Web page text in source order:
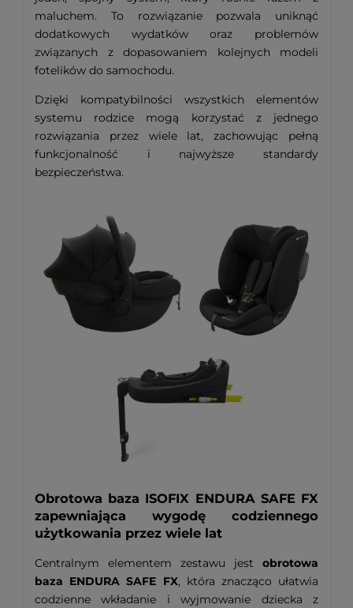
maluchem. To rozwiązanie pozwala uniknąć
dodatkowych wydatków oraz problemów
związanych z dopasowaniem kolejnych modeli
fotelików do samochodu.
Dzięki kompatybilności wszystkich elementów
systemu rodzice mogą korzystać z jednego
rozwiązania przez wiele lat, zachowując pełną
funkcjonalność i najwyższe standardy
bezpieczeństwa.
Obrotowa baza ISOFIX ENDURA SAFE FX
zapewniająca wygodę codziennego
użytkowania przez wiele lat
Centralnym elementem zestawu jest obrotowa
baza ENDURA SAFE FX, która znacząco ułatwia
codzienne wkładanie i wyjmowanie dziecka z